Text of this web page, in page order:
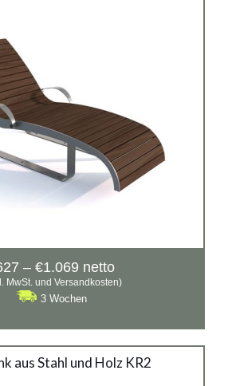
Pulverbeschichtung in RAL + Holz
– €1.069 Preisspanne:
€627
bis
netto
MwSt. und Versandkosten)
3 Wochen
aus Stahl und Holz KR2
aus Stahl und